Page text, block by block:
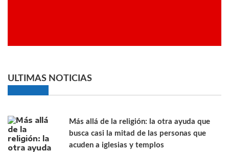
ULTIMAS NOTICIAS
Más allá de la religión: la otra ayuda que
busca casi la mitad de las personas que
acuden a iglesias y templos